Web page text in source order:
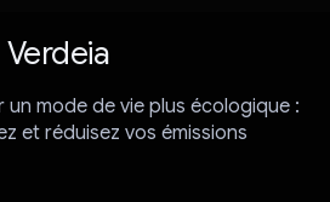
Verdeia
mode de vie plus écologique :
et réduisez vos émissions